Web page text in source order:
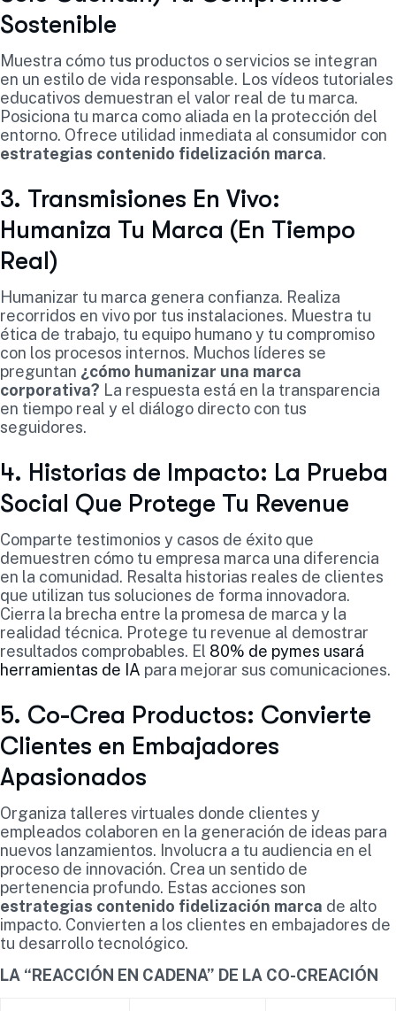
Sostenible
Muestra cómo tus productos o servicios se integran
en un estilo de vida responsable. Los vídeos tutoriales
educativos demuestran el valor real de tu marca.
Posiciona tu marca como aliada en la protección del
entorno. Ofrece utilidad inmediata al consumidor con
estrategias contenido fidelización marca.
3. Transmisiones En Vivo:
Humaniza Tu Marca (En Tiempo
Real)
Humanizar tu marca genera confianza. Realiza
recorridos en vivo por tus instalaciones. Muestra tu
ética de trabajo, tu equipo humano y tu compromiso
con los procesos internos. Muchos líderes se
preguntan ¿cómo humanizar una marca
corporativa? La respuesta está en la transparencia
en tiempo real y el diálogo directo con tus
seguidores.
4. Historias de Impacto: La Prueba
Social Que Protege Tu Revenue
Comparte testimonios y casos de éxito que
demuestren cómo tu empresa marca una diferencia
en la comunidad. Resalta historias reales de clientes
que utilizan tus soluciones de forma innovadora.
Cierra la brecha entre la promesa de marca y la
realidad técnica. Protege tu revenue al demostrar
resultados comprobables. El 80% de pymes usará
herramientas de IA para mejorar sus comunicaciones.
5. Co-Crea Productos: Convierte
Clientes en Embajadores
Apasionados
Organiza talleres virtuales donde clientes y
empleados colaboren en la generación de ideas para
nuevos lanzamientos. Involucra a tu audiencia en el
proceso de innovación. Crea un sentido de
pertenencia profundo. Estas acciones son
estrategias contenido fidelización marca de alto
impacto. Convierten a los clientes en embajadores de
tu desarrollo tecnológico.
LA “REACCIÓN EN CADENA” DE LA CO-CREACIÓN